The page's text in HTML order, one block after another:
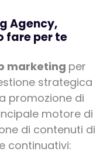
Agency,
fare per te
marketing per
strategica
promozione di
motore di
di contenuti di
continuativi: